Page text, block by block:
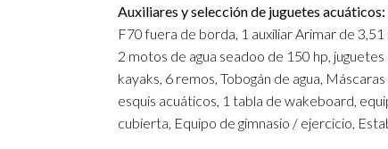
Auxiliares y selección de juguetes acuáticos:
F70 fuera de borda, 1 auxiliar Arimar de
2 motos de agua seadoo de 150 hp,
kayaks, 6 remos, Tobogán de agua,
esquís acuáticos, 1 tabla de wakeboard,
cubierta, Equipo de gimnasio / ejercicio,